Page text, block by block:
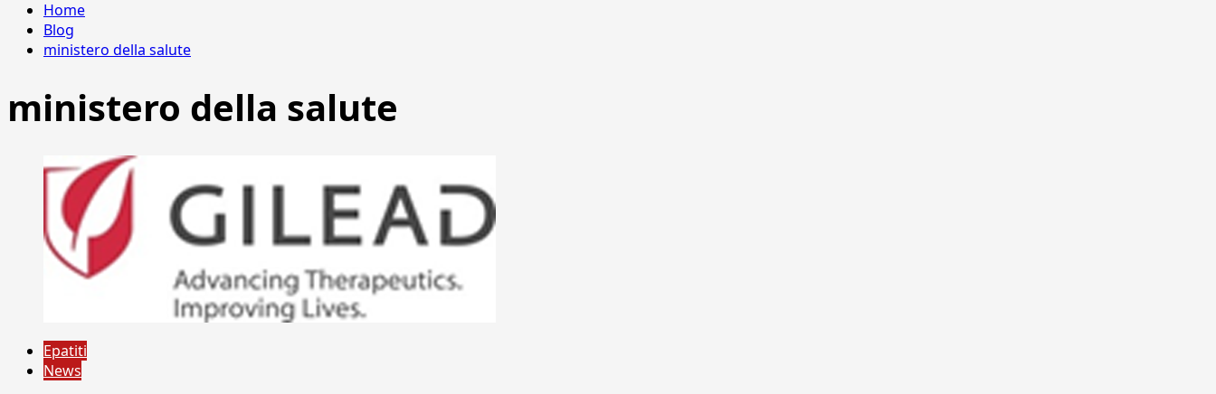
Home
Blog
ministero della salute
ministero della salute
Epatiti
News